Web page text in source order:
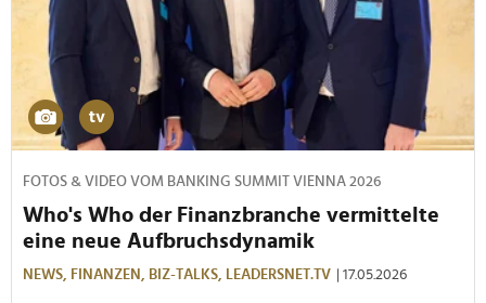
FOTOS & VIDEO VOM BANKING SUMMIT VIENNA 2026
Who's Who der Finanzbranche vermittelte
eine neue Aufbruchsdynamik
NEWS, FINANZEN, BIZ-TALKS, LEADERSNET.TV | 17.05.2026